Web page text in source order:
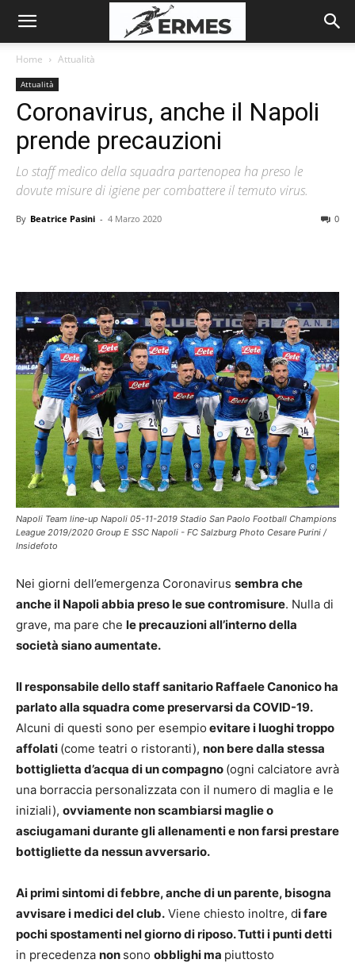
Home Attualità
Attualità
Coronavirus, anche il Napoli
prende precauzioni
Lo staff medico della squadra partenopea ha preso le
dovute misure di igiene per combattere il temuto virus.
By Beatrice Pasini - 4 Marzo 2020 0
Napoli Team line-up Napoli 05-11-2019 Stadio San Paolo Football Champions
League 2019/2020 Group E SSC Napoli - FC Salzburg Photo Cesare Purini /
Insidefoto
Nei giorni dell’emergenza Coronavirus sembra che
anche il Napoli abbia preso le sue contromisure. Nulla di
grave, ma pare che le precauzioni all’interno della
società siano aumentate.
Il responsabile dello staff sanitario Raffaele Canonico ha
parlato alla squadra come preservarsi da COVID-19.
Alcuni di questi sono per esempio evitare i luoghi troppo
affolati (come teatri o ristoranti), non bere dalla stessa
bottiglietta d’acqua di un compagno (ogni calciatore avrà
una borraccia personalizzata con il numero di maglia e le
iniziali), ovviamente non scambiarsi maglie o
asciugamani durante gli allenamenti e non farsi prestare
bottigliette da nessun avversario.
Ai primi sintomi di febbre, anche di un parente, bisogna
avvisare i medici del club. Viene chiesto inoltre, di fare
pochi spostamenti nel giorno di riposo. Tutti i punti detti
in precedenza non sono obblighi ma piuttosto